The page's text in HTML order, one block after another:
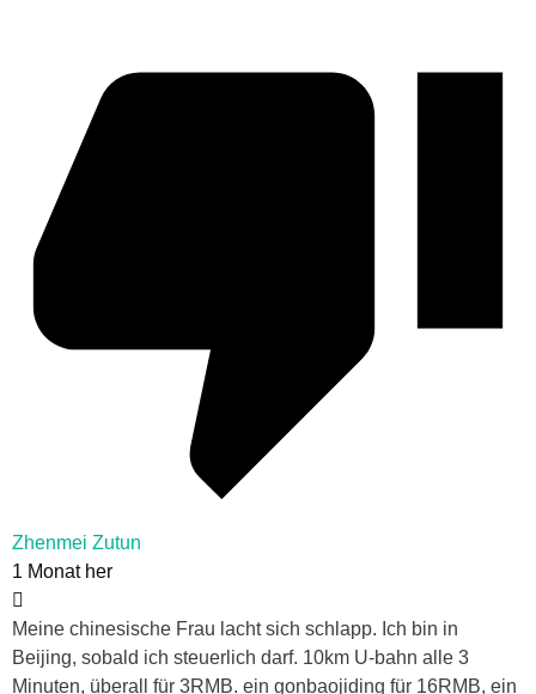
Zhenmei Zutun
1 Monat her
Meine chinesische Frau lacht sich schlapp. Ich bin in
Beijing, sobald ich steuerlich darf. 10km U-bahn alle 3
Minuten, überall für 3RMB. ein gonbaojiding für 16RMB, ein